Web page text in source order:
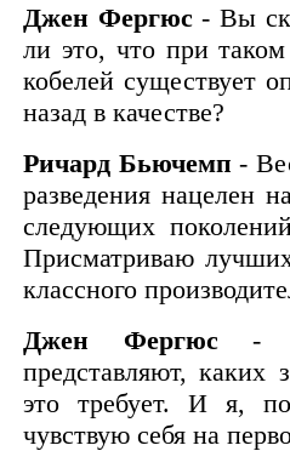
Джен Фергюс- Вы
ли это, что при
кобелей существует
назад в качестве?
Ричард Бьючемп-
разведения нацелен
следующих
Присматриваю
классного
Джен Фергюс -
представляют, каких
это требует. И я,
чувствую себя на